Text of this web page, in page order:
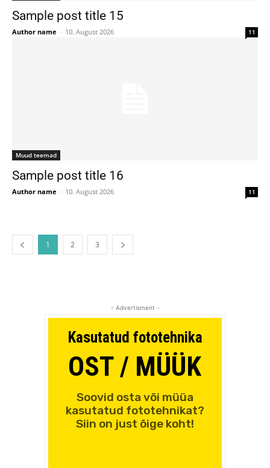
Sample post title 15
Author name - 10. August 2026 11
Muud teemad
Sample post title 16
Author name - 10. August 2026 11
1 2 3
- Advertisment -